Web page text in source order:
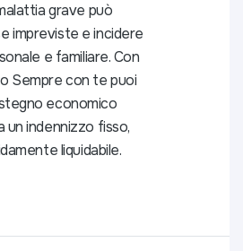
grave può
impreviste e incidere
e familiare. Con
Sempre con te puoi
economico
indennizzo fisso,
liquidabile.